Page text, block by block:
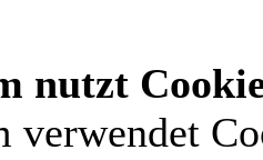
nutzt
verwendet